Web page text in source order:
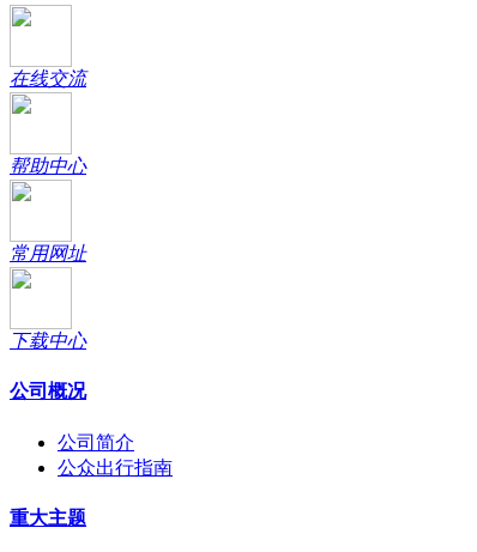
在线交流
帮助中心
常用网址
下载中心
公司概况
公司简介
公众出行指南
重大主题